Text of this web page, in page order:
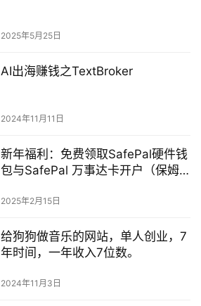
2025年5月25日
AI出海赚钱之TextBroker
2024年11月11日
新年福利：免费领取SafePal硬件钱
包与SafePal 万事达卡开户（保姆
2025年2月15日
给狗狗做音乐的网站，单人创业，7
年时间，一年收入7位数。
2024年11月3日